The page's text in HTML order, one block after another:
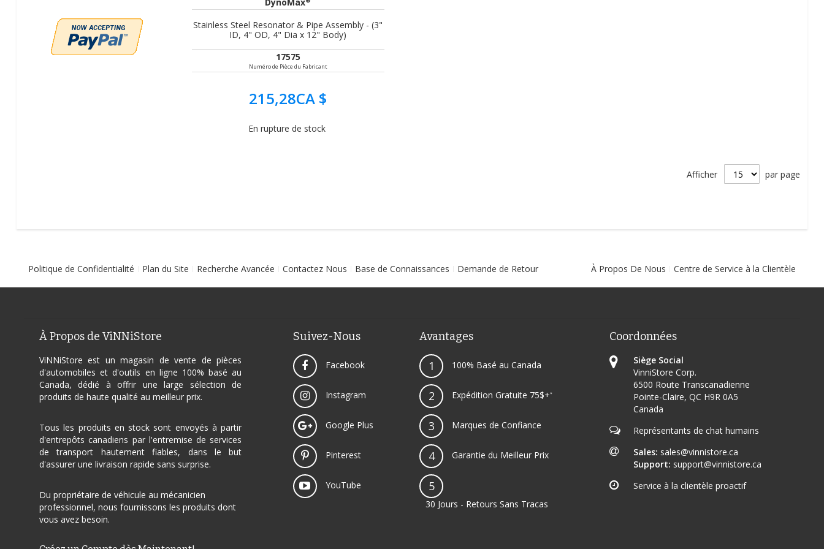
Stainless Steel Resonator & Pipe Assembly - (3"
ID, 4" OD, 4" Dia x 12" Body)
17575
Numéro de Pièce du Fabricant
215,28CA $
En rupture de stock
Afficher par page
Politique de Confidentialité Plan du Site Recherche Avancée Contactez Nous Base de Connaissances Demande de Retour À Propos De Nous Centre de Service à la Clientèle
À Propos de ViNNiStore
ViNNiStore est un magasin de vente de pièces
d'automobiles et d'outils en ligne 100% basé au
Canada, dédié à offrir une large sélection de
produits de haute qualité au meilleur prix.
Tous les produits en stock sont envoyés à partir
d'entrepôts canadiens par l'entremise de services
de transport hautement fiables, dans le but
d'assurer une livraison rapide sans surprise.
Du propriétaire de véhicule au mécanicien
professionnel, nous fournissons les produits dont
vous avez besoin.
Suivez-Nous
Facebook
Instagram
Google Plus
Pinterest
YouTube
Avantages
1 100% Basé au Canada
2 Expédition Gratuite 75$+*
3 Marques de Confiance
4 Garantie du Meilleur Prix
5
30 Jours - Retours Sans Tracas
Coordonnées
Siège Social
VinniStore Corp.
6500 Route Transcanadienne
Pointe-Claire, QC H9R 0A5
Canada
Représentants de chat humains
Sales: sales@vinnistore.ca
Support: support@vinnistore.ca
Service à la clientèle proactif